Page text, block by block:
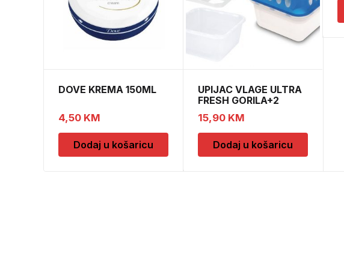
DOVE KREMA 150ML
4,50 KM
Dodaj u košaricu
UPIJAC VLAGE ULTRA
FRESH GORILA+2
DOPUNE
15,90 KM
Dodaj u košaricu